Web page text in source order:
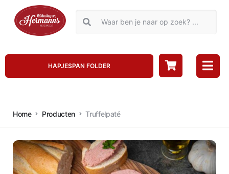
HAPJESPAN FOLDER
Home Producten Truffelpaté